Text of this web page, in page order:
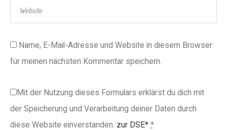
Name, E-Mail-Adresse und Website in diesem Browser
für meinen nächsten Kommentar speichern.
Mit der Nutzung dieses Formulars erklärst du dich mit
der Speicherung und Verarbeitung deiner Daten durch
diese Website einverstanden. zur DSE* *